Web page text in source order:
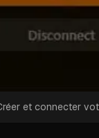
et connecter